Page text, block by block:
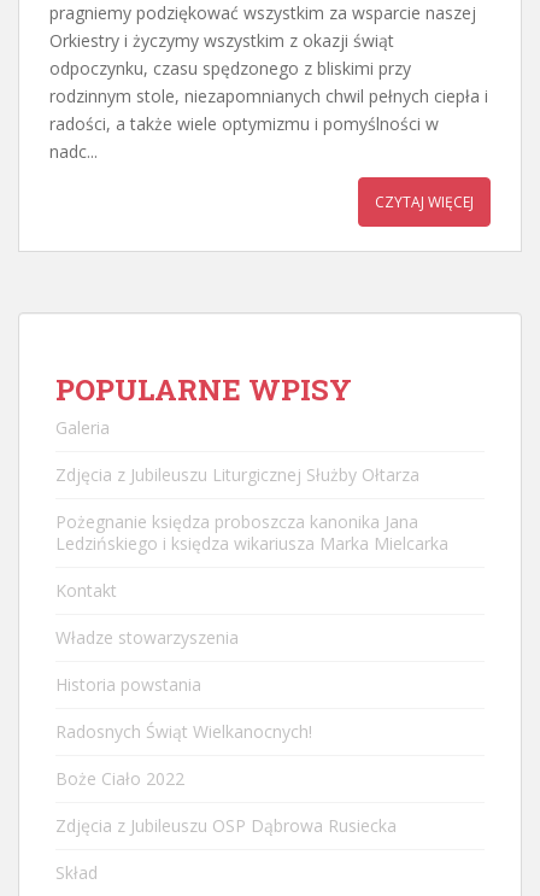
pragniemy podziękować wszystkim za wsparcie naszej
Orkiestry i życzymy wszystkim z okazji świąt
odpoczynku, czasu spędzonego z bliskimi przy
rodzinnym stole, niezapomnianych chwil pełnych ciepła i
radości, a także wiele optymizmu i pomyślności w
nadc...
CZYTAJ WIĘCEJ
POPULARNE WPISY
Galeria
Zdjęcia z Jubileuszu Liturgicznej Służby Ołtarza
Pożegnanie księdza proboszcza kanonika Jana
Ledzińskiego i księdza wikariusza Marka Mielcarka
Kontakt
Władze stowarzyszenia
Historia powstania
Radosnych Świąt Wielkanocnych!
Boże Ciało 2022
Zdjęcia z Jubileuszu OSP Dąbrowa Rusiecka
Skład